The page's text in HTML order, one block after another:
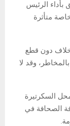
الرئيس
متأثرة
دون قطع
وقد لا
السكرتيرة
الصحافة في